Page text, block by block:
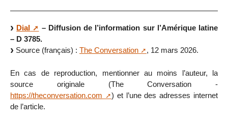
Dial
– Diffusion de l’information sur l’Amérique latine
– D 3785.
Source (français) : The Conversation , 12 mars 2026.
En cas de reproduction, mentionner au moins l’auteur, la
source originale (The Conversation -
https://theconversation.com
) et l’une des adresses internet
de l’article.